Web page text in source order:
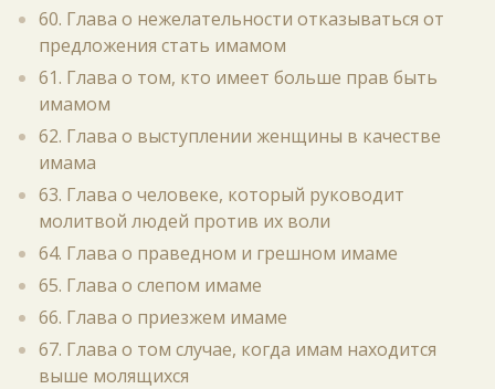
60. Глава о нежелательности отказываться от
предложения стать имамом
61. Глава о том, кто имеет больше прав быть
имамом
62. Глава о выступлении женщины в качестве
имама
63. Глава о человеке, который руководит
молитвой людей против их воли
64. Глава о праведном и грешном имаме
65. Глава о слепом имаме
66. Глава о приезжем имаме
67. Глава о том случае, когда имам находится
выше молящихся